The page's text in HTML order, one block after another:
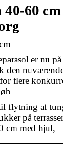
40-60 cm
er nu
den
flere
…
flytning af
på
cm med hjul,